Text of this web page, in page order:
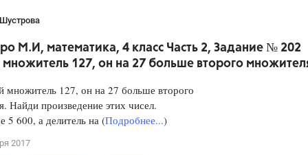
М.И, математика, 4 класс Часть 2, Задание № 202
127, он на 27 больше второго
множитель 127, он на 27 больше второго
Найди произведение этих чисел.
5 600, а делитель на (Подробнее...)
2017